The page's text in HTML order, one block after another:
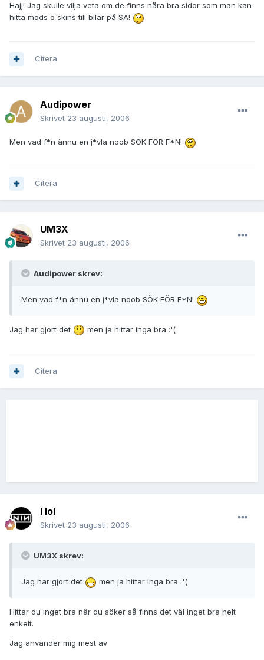
Hajj! Jag skulle vilja veta om de finns nåra bra sidor som man kan
hitta mods o skins till bilar på SA!
Citera
Audipower
Skrivet 23 augusti, 2006
Men vad f*n ännu en j*vla noob SÖK FÖR F*N!
Citera
UM3X
Skrivet 23 augusti, 2006
Audipower skrev:
Men vad f*n ännu en j*vla noob SÖK FÖR F*N!
Jag har gjort det men ja hittar inga bra :'(
Citera
I lol
Skrivet 23 augusti, 2006
UM3X skrev:
Jag har gjort det men ja hittar inga bra :'(
Hittar du inget bra när du söker så finns det väl inget bra helt
enkelt.
Jag använder mig mest av